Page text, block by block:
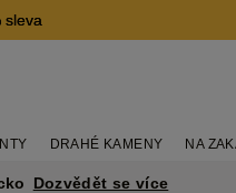
sleva
DRAHÉ KAMENY NA
Dozvědět se více